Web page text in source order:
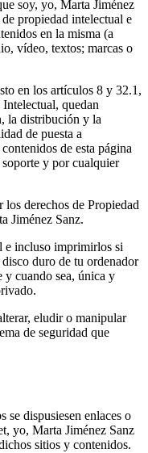
soy, yo, Marta Jiménez
propiedad intelectual e
en la misma (a
vídeo, textos; marcas o
en los artículos 8 y 32.1,
quedan
la distribución y la
de puesta a
de esta página
y por cualquier
los derechos de Propiedad
Jiménez Sanz.
e incluso imprimirlos si
duro de tu ordenador
y cuando sea, única y
eludir o manipular
de seguridad que
se dispusiesen enlaces o
yo, Marta Jiménez Sanz
sitios y contenidos.